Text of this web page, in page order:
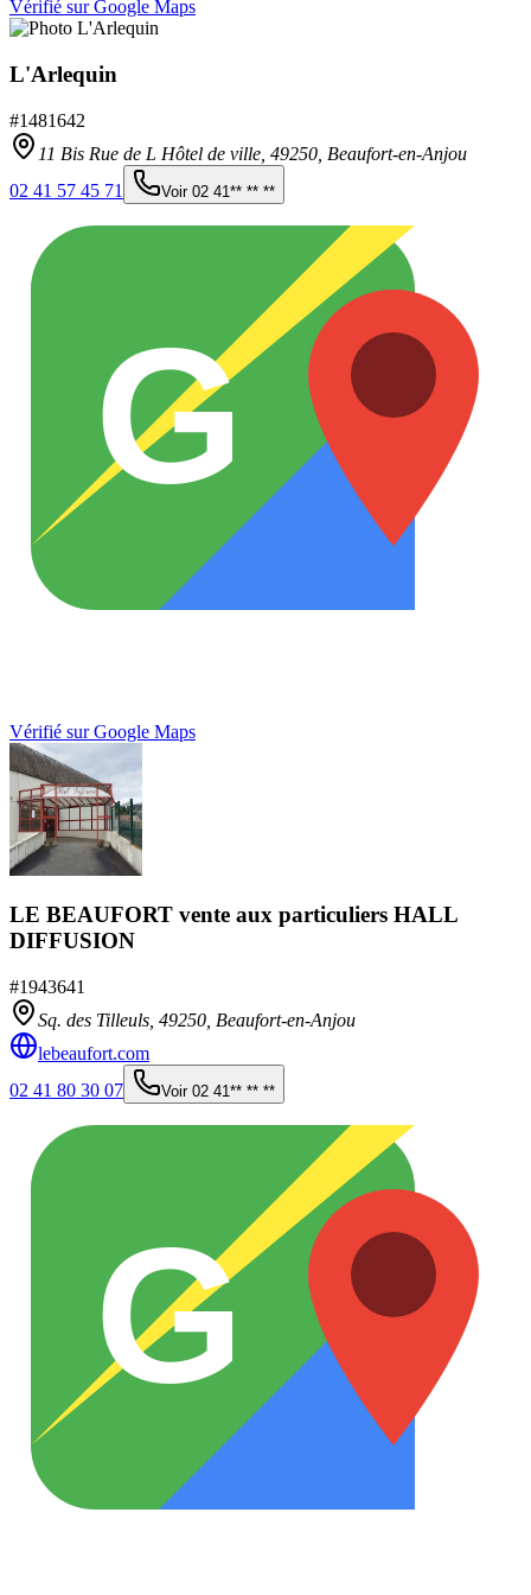
Vérifié sur Google Maps
L'Arlequin
#1481642
11 Bis Rue de L Hôtel de ville, 49250 Beaufort-en-Anjou
02 41 57 45 71
Voir 02 41** ** **
G
Vérifié sur Google Maps
LE BEAUFORT vente aux particuliers HALL
DIFFUSION
#1943641
Sq. des Tilleuls, 49250 Beaufort-en-Anjou
lebeaufort.com
02 41 80 30 07
Voir 02 41** ** **
G